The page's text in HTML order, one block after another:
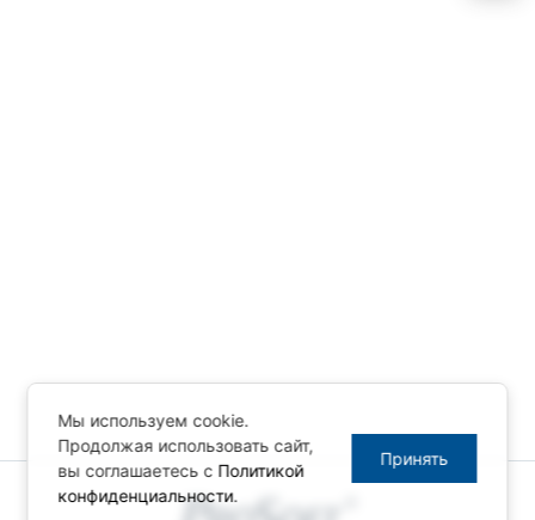
Мы используем cookie.
Продолжая использовать сайт,
вы соглашаетесь с Политикой
конфиденциальности.
Принять